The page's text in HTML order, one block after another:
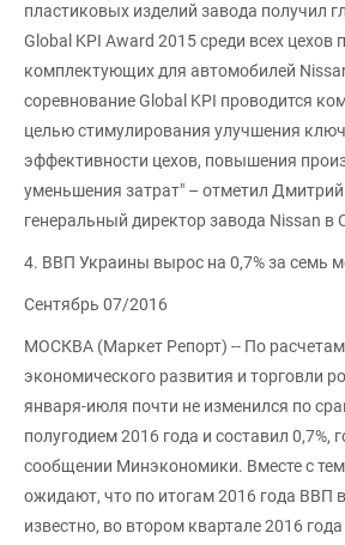
пластиковых изделий завода получил
Global KPI Award 2015 среди всех цехов
комплектующих для автомобилей
соревнование Global KPI проводится
целью стимулирования улучшения
эффективности цехов, повышения
уменьшения затрат" – отметил
генеральный директор завода Nissan в
4. ВВП Украины вырос на 0,7% за семь
Сентябрь 07/2016
МОСКВА (Маркет Репорт) -- По
экономического развития и торговли
января-июля почти не изменился по
полугодием 2016 года и составил 0,7%,
сообщении Минэкономики. Вместе с
ожидают, что по итогам 2016 года ВВП
известно, во втором квартале 2016